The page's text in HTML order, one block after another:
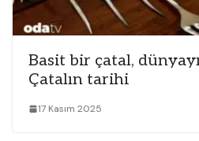
Basit bir çatal,
Çatalın tarihi
17 Kasım 2025